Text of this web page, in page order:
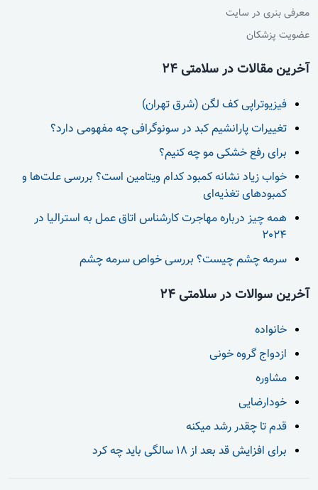
معرفی بنری در سایت
عضویت پزشکان
آخرین مقالات در سلامتی 24
فیزیوتراپی کف لگن (شرق تهران)
تغییرات پارانشیم کبد در سونوگرافی چه مفهومی دارد؟
برای رفع خشکی مو چه کنیم؟
خواب زیاد نشانه کمبود کدام ویتامین است؟ بررسی علت‌ها و
کمبودهای تغذیه‌ای
همه چیز درباره مهاجرت کارشناس اتاق عمل به استرالیا در
2024
سرمه چشم چیست؟ بررسی خواص سرمه چشم
آخرین سوالات در سلامتی 24
خانواده
ازدواج گروه خونی
مشاوره
خودارضایی
قدم تا چقدر رشد میکنه
برای افزایش قد بعد از 18 سالگی باید چه کرد